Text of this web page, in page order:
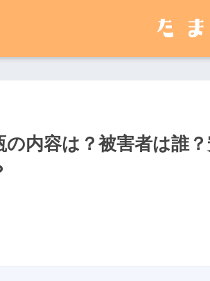
内容は？被害者は誰